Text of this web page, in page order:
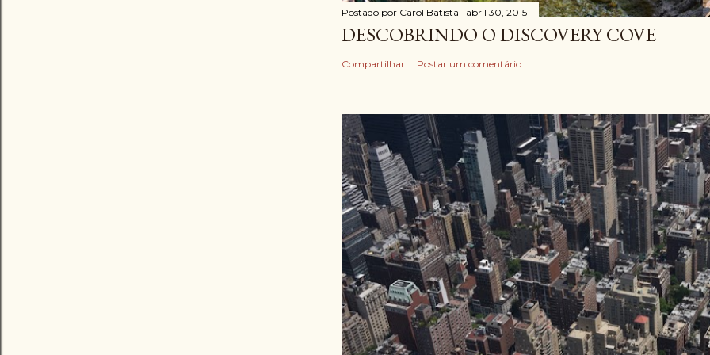
Postado por Carol Batista abril 30, 2015
DESCOBRINDO O DISCOVERY COVE
Compartilhar Postar um comentário